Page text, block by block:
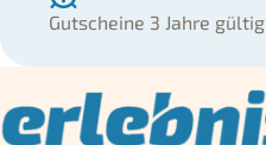
Gutscheine 3 Jahre gültig